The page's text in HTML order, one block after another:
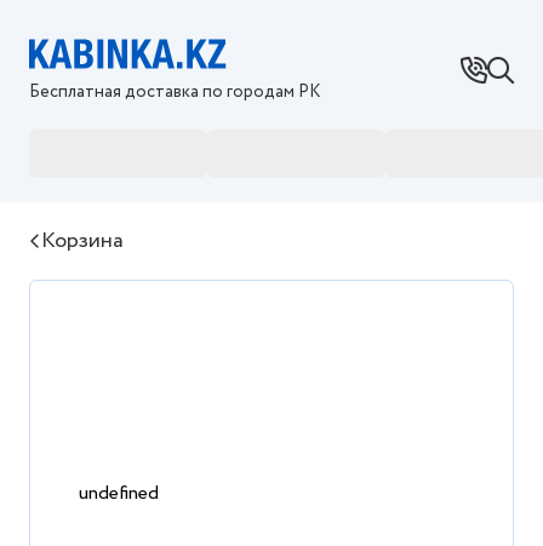
Бесплатная доставка по городам РК
Корзина
undefined